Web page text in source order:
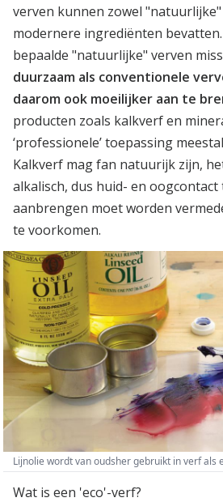
verven kunnen zowel
modernere ingrediënten
bepaalde "natuurlijke" verven
duurzaam als conventionele
daarom ook moeilijker aan te
producten zoals kalkverf en
‘professionele’ toepassing
Kalkverf mag fan natuurijk zijn,
alkalisch, dus huid- en
aanbrengen moet worden
te voorkomen.
Lijnolie wordt van oudsher gebruikt in verf als
Wat is een 'eco'-verf?